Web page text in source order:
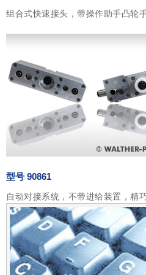
组合式快速接头，带操作助手凸轮
型号 90861
自动对接系统，不带进给装置，精